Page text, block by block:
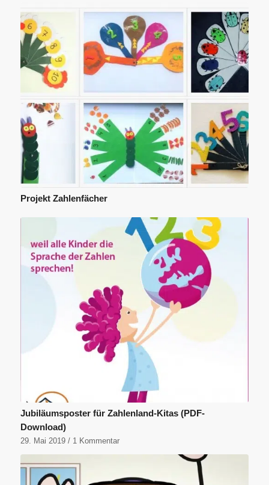
Projekt Zahlenfächer
Jubiläumsposter für Zahlenland-Kitas (PDF-
Download)
29. Mai 2019 / 1 Kommentar